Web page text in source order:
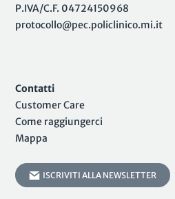
P.IVA/C.F. 04724150968
protocollo@pec.policlinico.mi.it
Contatti
Customer Care
Come raggiungerci
Mappa
ISCRIVITI ALLA NEWSLETTER